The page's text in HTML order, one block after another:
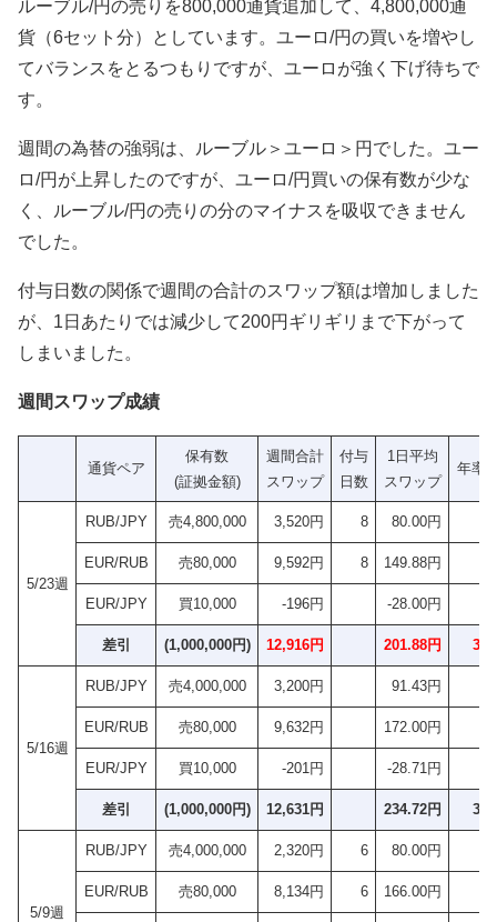
ルーブル/円の売りを800,000通貨追加して、4,800,000通
貨（6セット分）としています。ユーロ/円の買いを増やし
てバランスをとるつもりですが、ユーロが強く下げ待ちで
す。
週間の為替の強弱は、ルーブル＞ユーロ＞円でした。ユー
ロ/円が上昇したのですが、ユーロ/円買いの保有数が少な
く、ルーブル/円の売りの分のマイナスを吸収できません
でした。
付与日数の関係で週間の合計のスワップ額は増加しました
が、1日あたりでは減少して200円ギリギリまで下がって
しまいました。
週間スワップ成績
通貨ペア
保有数
(証拠金額)
週間合計
スワップ
付与
日数
1日平均
スワップ
年率
5/23週
RUB/JPY 売4,800,000 3,520円 8 80.00円
EUR/RUB 売80,000 9,592円 8 149.88円
EUR/JPY 買10,000 -196円 -28.00円
差引 (1,000,000円) 12,916円 201.88円
5/16週
RUB/JPY 売4,000,000 3,200円 91.43円
EUR/RUB 売80,000 9,632円 172.00円
EUR/JPY 買10,000 -201円 -28.71円
差引 (1,000,000円) 12,631円 234.72円
5/9週
RUB/JPY 売4,000,000 2,320円 6 80.00円
EUR/RUB 売80,000 8,134円 6 166.00円